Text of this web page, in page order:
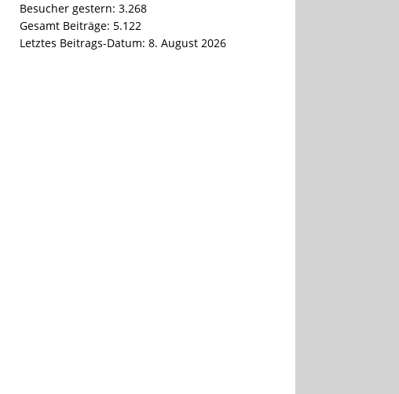
Besucher gestern: 3.268
Gesamt Beiträge: 5.122
Letztes Beitrags-Datum: 8. August 2026